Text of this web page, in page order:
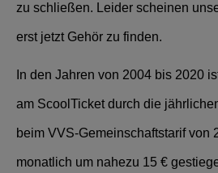
zu schließen. Leider scheinen
erst jetzt Gehör zu finden.
In den Jahren von 2004 bis 2020
am ScoolTicket durch die
beim VVS-Gemeinschaftstarif von
monatlich um nahezu 15 €